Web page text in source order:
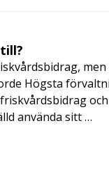
Högsta
använda sitt …